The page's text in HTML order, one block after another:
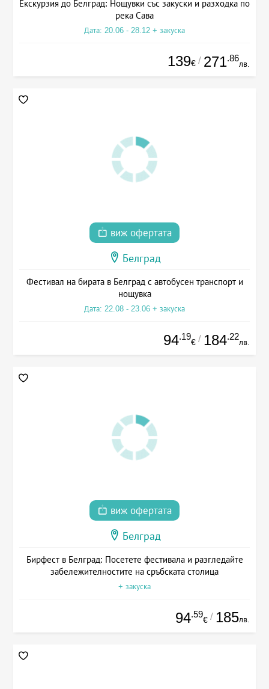
Екскурзия до Белград: Нощувки със закуски и разходка по
река Сава
Дата: 20.06 - 28.12 + закуска
139€ / 271.86
лв.
виж офертата
Белград
Фестивал на бирата в Белград с автобусен транспорт и
нощувка
Дата: 22.08 - 23.06 + закуска
94.19
€ / 184.22
лв.
виж офертата
Белград
Бирфест в Белград: Посетете фестивала и разгледайте
забележителностите на сръбската столица
+ закуска
94.59
€ / 185лв.